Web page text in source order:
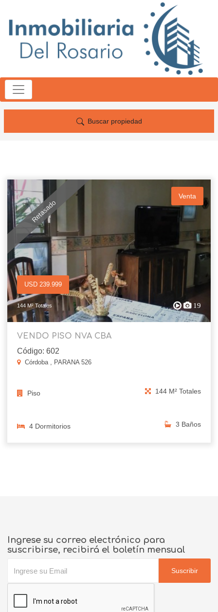
Buscar propiedad
Retasado
Venta
USD 239.999
144 M² Totales 19
VENDO PISO NVA CBA
Código: 602
Córdoba , PARANA 526
Piso 144 M² Totales
4 Dormitorios 3 Baños
Ingrese su correo electrónico para
suscribirse, recibirá el boletín mensual
Suscribir